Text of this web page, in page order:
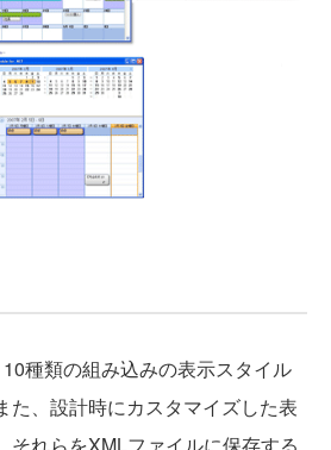
種類の組み込みの表示スタイル
た、設計時にカスタマイズした表
それらをXMLファイルに保存する